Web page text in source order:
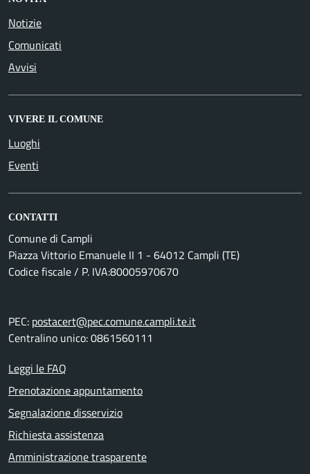
Notizie
Comunicati
Avvisi
VIVERE IL COMUNE
Luoghi
Eventi
CONTATTI
Comune di Campli
Piazza Vittorio Emanuele II 1 - 64012 Campli (TE)
Codice fiscale / P. IVA:80005970670
PEC: postacert@pec.comune.campli.te.it
Centralino unico: 0861560111
Leggi le FAQ
Prenotazione appuntamento
Segnalazione disservizio
Richiesta assistenza
Amministrazione trasparente